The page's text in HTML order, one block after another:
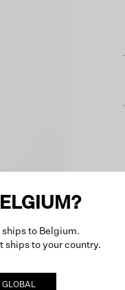
ships to Belgium.
ships to your country.
GLOBAL